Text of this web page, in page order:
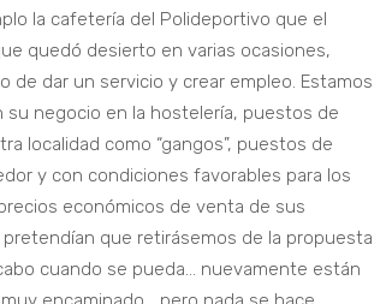
la cafetería del Polideportivo que el
quedó desierto en varias ocasiones,
dar un servicio y crear empleo. Estamos
su negocio en la hostelería, puestos de
localidad como “gangos”, puestos de
y con condiciones favorables para los
económicos de venta de sus
que retirásemos de la propuesta
cuando se pueda… nuevamente están